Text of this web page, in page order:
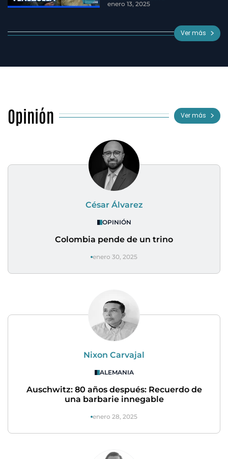
enero 13, 2025
Ver más
Opinión Ver más
César Álvarez
OPINIÓN
Colombia pende de un trino
enero 30, 2025
Nixon Carvajal
ALEMANIA
Auschwitz: 80 años después: Recuerdo de
una barbarie innegable
enero 28, 2025